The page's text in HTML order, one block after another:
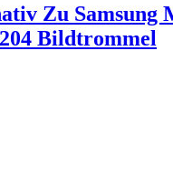
Zu Samsung
Bildtrommel